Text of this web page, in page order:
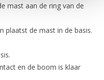
mast aan de ring van de
plaatst de mast in de basis.
en de boom is klaar